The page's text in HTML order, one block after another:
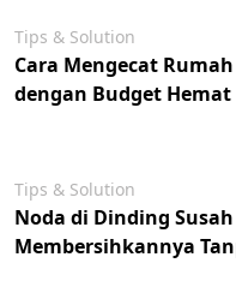
Tips & Solution
Cara Mengecat
dengan Budget Hemat
Tips & Solution
Noda di Dinding
Membersihkannya